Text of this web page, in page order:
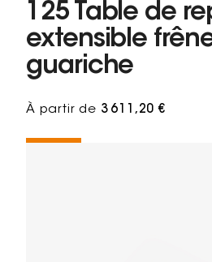
125 Table de
extensible
guariche
À partir de 3 611,20 €